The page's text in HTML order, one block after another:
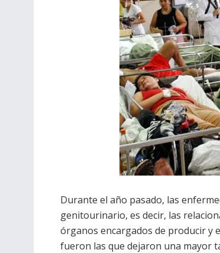
Durante el año pasado, las
genitourinario, es decir, las
órganos encargados de producir y
fueron las que dejaron una mayor